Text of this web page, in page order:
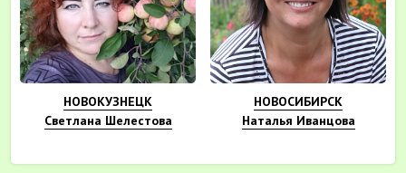
НОВОКУЗНЕЦК
Светлана Шелестова
НОВОСИБИРСК
Наталья Иванцова